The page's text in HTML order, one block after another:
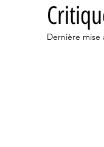
Dernière mise